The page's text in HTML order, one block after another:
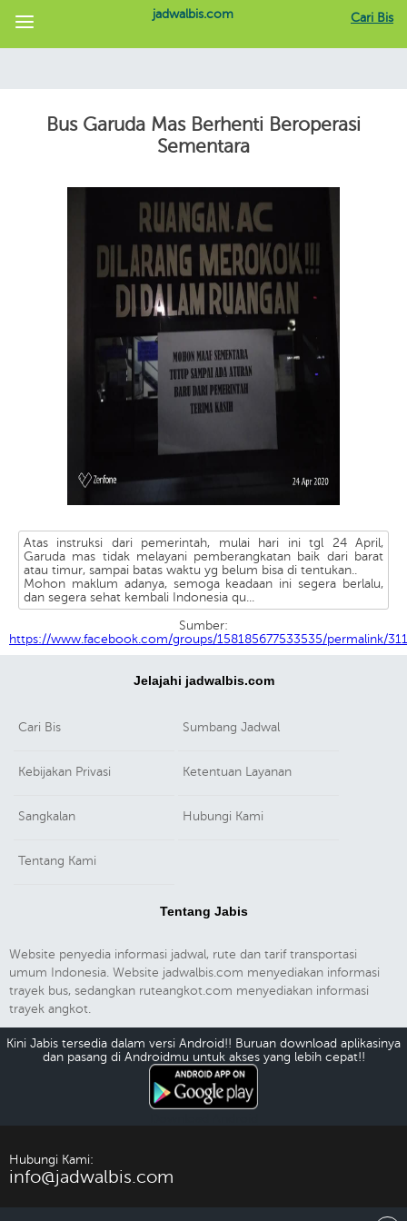
Cari Bis
jadwalbis.com
Bus Garuda Mas Berhenti Beroperasi
Sementara
Atas instruksi dari pemerintah, mulai hari ini tgl 24 April,
Garuda mas tidak melayani pemberangkatan baik dari barat
atau timur, sampai batas waktu yg belum bisa di tentukan..
Mohon maklum adanya, semoga keadaan ini segera berlalu,
dan segera sehat kembali Indonesia qu...
Sumber:
https://www.facebook.com/groups/158185677533535/permalink/
Jelajahi jadwalbis.com
Cari Bis Sumbang Jadwal
Kebijakan Privasi Ketentuan Layanan
Sangkalan Hubungi Kami
Tentang Kami
Tentang Jabis
Website penyedia informasi jadwal, rute dan tarif transportasi
umum Indonesia. Website jadwalbis.com menyediakan informasi
trayek bus, sedangkan ruteangkot.com menyediakan informasi
trayek angkot.
Kini Jabis tersedia dalam versi Android!! Buruan download aplikasinya
dan pasang di Androidmu untuk akses yang lebih cepat!!
Hubungi Kami:
info@jadwalbis.com